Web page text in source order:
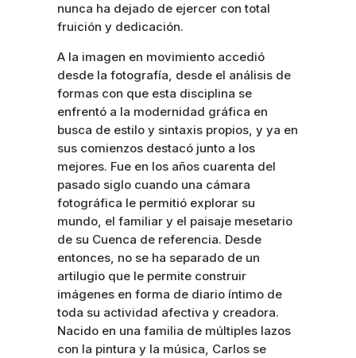
nunca ha dejado de ejercer con total
fruición y dedicación.
A la imagen en movimiento accedió
desde la fotografía, desde el análisis de
formas con que esta disciplina se
enfrentó a la modernidad gráfica en
busca de estilo y sintaxis propios, y ya en
sus comienzos destacó junto a los
mejores. Fue en los años cuarenta del
pasado siglo cuando una cámara
fotográfica le permitió explorar su
mundo, el familiar y el paisaje mesetario
de su Cuenca de referencia. Desde
entonces, no se ha separado de un
artilugio que le permite construir
imágenes en forma de diario íntimo de
toda su actividad afectiva y creadora.
Nacido en una familia de múltiples lazos
con la pintura y la música, Carlos se